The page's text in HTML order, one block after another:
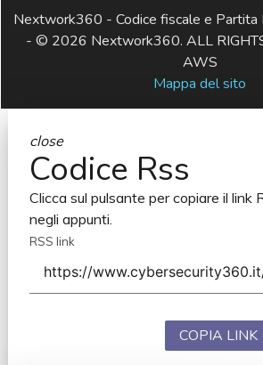
Nextwork360 - Codice fiscale e
- © 2026 Nextwork360. ALL
AWS
Mappa del sito
close
Codice Rss
Clicca sul pulsante per copiare il link
negli appunti.
RSS link
COPIA LINK